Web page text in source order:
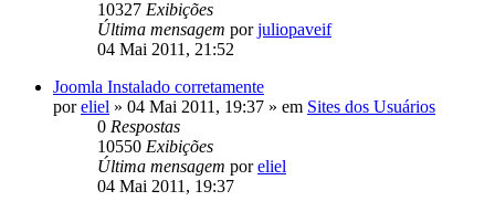
10327 Exibições
Última mensagem porjuliopaveif
04 Mai 2011, 21:52
Joomla Instalado corretamente
poreliel » 04 Mai 2011, 19:37 » em Sites dos Usuários
0 Respostas
10550 Exibições
Última mensagem poreliel
04 Mai 2011, 19:37